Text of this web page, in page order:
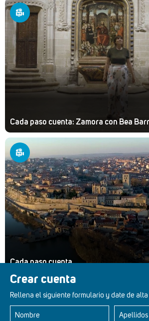
Crear cuenta
Rellena el siguiente formulario y date de
Nombre Apellidos
Cada paso cuenta: Zamora con Bea
Cada paso cuenta
Retablos Renacentistas